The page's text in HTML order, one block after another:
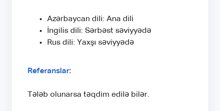
Azərbaycan dili: Ana dili
İngilis dili: Sərbəst səviyyədə
Rus dili: Yaxşı səviyyədə
Referanslar:
Tələb olunarsa təqdim edilə bilər.